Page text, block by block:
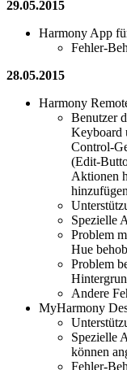
29.05.2015
Harmony App
Fehler-
28.05.2015
Harmony
Benutzer
Keyboard
Control-
(Edit-
Aktionen
Spezielle
Problem
Hue
Problem
Andere
MyHarmony
Spezielle
können
Fehler-